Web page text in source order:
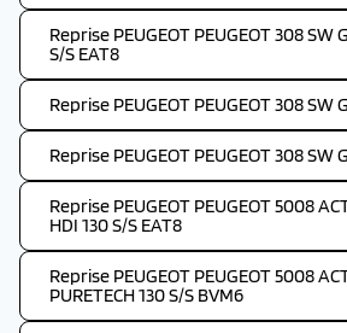
Reprise PEUGEOT PEUGEOT 308 SW
S/S EAT8
Reprise PEUGEOT PEUGEOT 308 SW
Reprise PEUGEOT PEUGEOT 308 SW
Reprise PEUGEOT PEUGEOT 5008
HDI 130 S/S EAT8
Reprise PEUGEOT PEUGEOT 5008
PURETECH 130 S/S BVM6